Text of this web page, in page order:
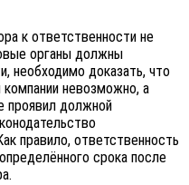
к ответственности не
органы должны
необходимо доказать, что
невозможно, а
проявил должной
правило, ответственность
срока после